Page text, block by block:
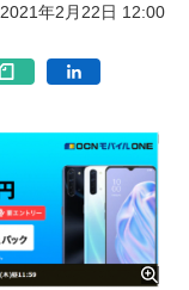
2021年2月22日 12:00